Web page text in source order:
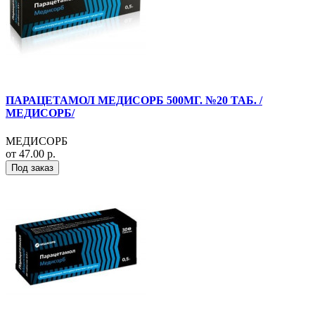
ПАРАЦЕТАМОЛ МЕДИСОРБ 500МГ. №20 ТАБ. /
МЕДИСОРБ/
МЕДИСОРБ
от 47.00 р.
Под заказ